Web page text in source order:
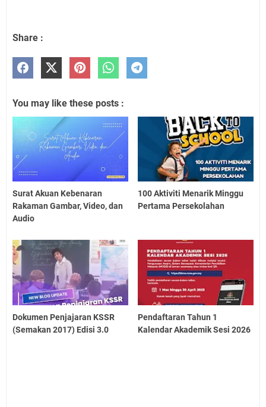
Share :
You may like these posts :
Surat Akuan Kebenaran
Rakaman Gambar, Video, dan
Audio
100 Aktiviti Menarik Minggu
Pertama Persekolahan
Dokumen Penjajaran KSSR
(Semakan 2017) Edisi 3.0
Pendaftaran Tahun 1
Kalendar Akademik Sesi 2026